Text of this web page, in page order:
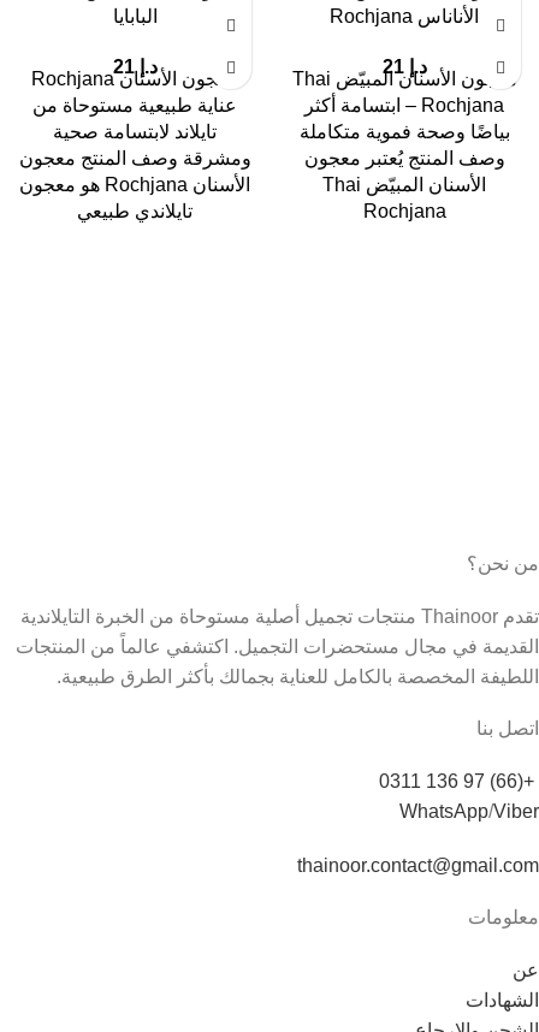
الأناناس Rochjana
د.إ 21
معجون الأسنان المبيّض Thai
Rochjana – ابتسامة أكثر
بياضًا وصحة فموية متكاملة
وصف المنتج يُعتبر معجون
الأسنان المبيّض Thai
Rochjana
البابايا
د.إ 21
معجون الأسنان Rochjana
عناية طبيعية مستوحاة من
تايلاند لابتسامة صحية
ومشرقة وصف المنتج معجون
الأسنان Rochjana هو معجون
تايلاندي طبيعي
من نحن؟
تقدم Thainoor منتجات تجميل أصلية مستوحاة من الخبرة التايلاندية
القديمة في مجال مستحضرات التجميل. اكتشفي عالماً من المنتجات
اللطيفة المخصصة بالكامل للعناية بجمالك بأكثر الطرق طبيعية.
اتصل بنا
+(66) 97 136 0311
WhatsApp/Viber
thainoor.contact@gmail.com
معلومات
عن
الشهادات